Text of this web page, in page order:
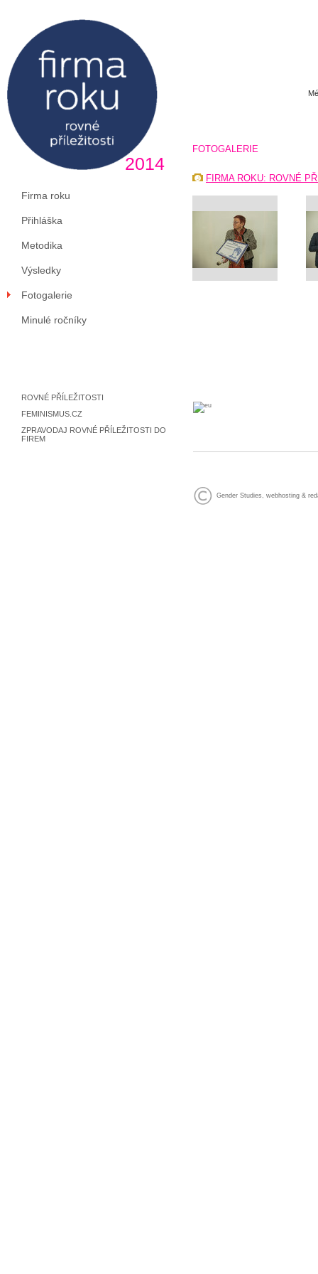
2014
Firma roku
Přihláška
Metodika
Výsledky
Fotogalerie
Minulé ročníky
FOTOGALERIE
FIRMA ROKU: ROVNÉ
ROVNÉ PŘÍLEŽITOSTI
FEMINISMUS.CZ
ZPRAVODAJ ROVNÉ PŘÍLEŽITOSTI DO
FIREM
Gender Studies, webhosting &